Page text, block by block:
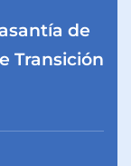
de
Transición